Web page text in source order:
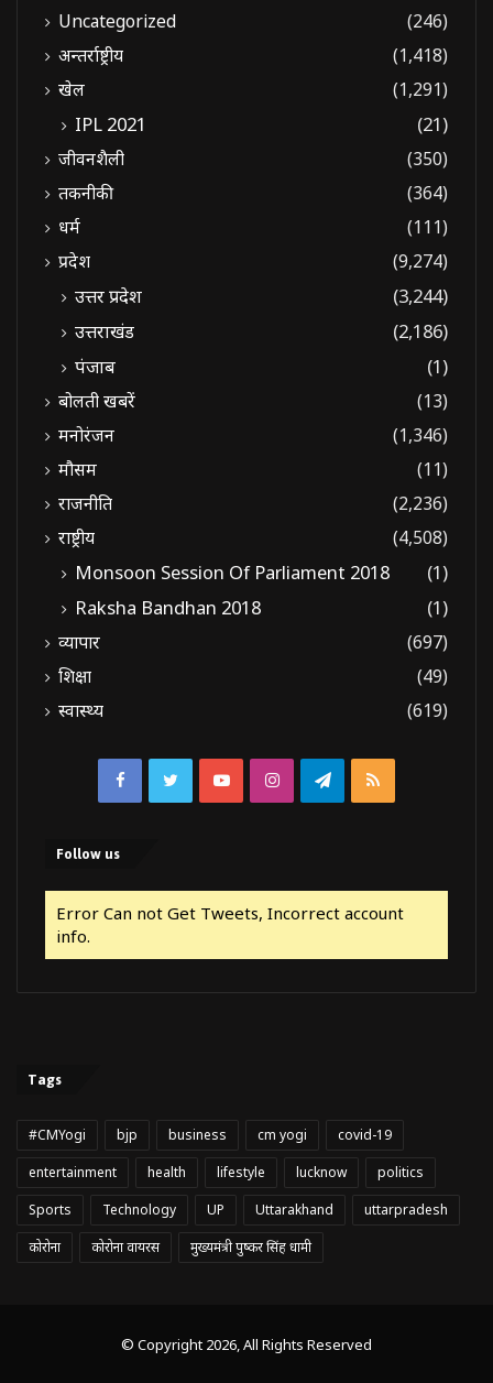
Uncategorized
(246)
अन्तर्राष्ट्रीय
(1,418)
खेल
(1,291)
IPL 2021 (21)
जीवनशैली
(350)
तकनीकी
(364)
धर्म
(111)
प्रदेश
(9,274)
उत्तर प्रदेश
(3,244)
उत्तराखंड
(2,186)
पंजाब
(1)
बोलती खबरें
(13)
मनोरंजन
(1,346)
मौसम
(11)
राजनीति
(2,236)
राष्ट्रीय
(4,508)
Monsoon Session Of Parliament 2018
(1)
Raksha Bandhan 2018
(1)
व्यापार
(697)
शिक्षा
(49)
स्वास्थ्य
(619)
FacebookTwitterYouTubeInstagramTelegram
RSS
Follow us
Error Can not Get Tweets, Incorrect account
info.
Tags
#CMYogi bjp business cm yogi
covid-19
entertainment
health lifestyle lucknow
politics
Sports
Technology UP Uttarakhand
uttarpradesh
कोरोना
कोरोना वायरस मुख्यमंत्री पुष्कर सिंह धामी
© Copyright 2026, All Rights Reserved